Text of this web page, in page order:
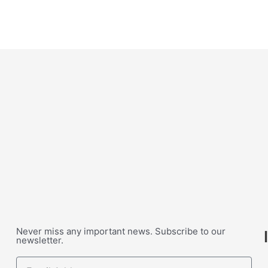
Never miss any important news. Subscribe to our
newsletter.